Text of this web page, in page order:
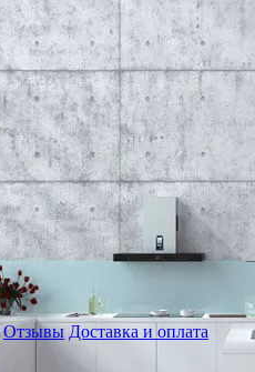
Отзывы Доставка и оплата